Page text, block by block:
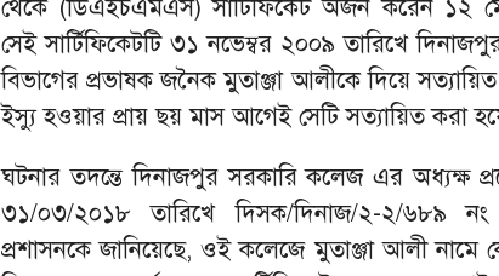
থেকে (ডিএইচএমএস) সার্টিফিকেট অর্জন করেন ১২
সেই সার্টিফিকেটটি ৩১ নভেম্বর ২০০৯ তারিখে
বিভাগের প্রভাষক জনৈক মুতাঞ্জা আলীকে দিয়ে
ইস্যু হওয়ার প্রায় ছয় মাস আগেই সেটি সত্যায়িত করা
ঘটনার তদন্তে দিনাজপুর সরকারি কলেজ এর অধ্যক্ষ
৩১/০৩/২০১৮ তারিখে দিসক/দিনাজ/২-২/৬৮৯ নং
প্রশাসনকে জানিয়েছে, ওই কলেজে মুতাঞ্জা আলী